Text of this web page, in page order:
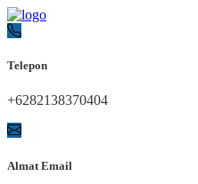
Telepon
+6282138370404
Almat Email